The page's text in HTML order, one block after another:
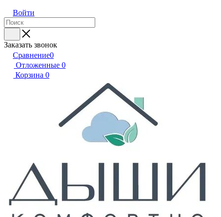
Войти
Заказать звонок
Сравнение0
Отложенные 0
Корзина 0